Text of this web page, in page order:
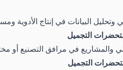
البيانات في إنتاج الأدوية
التجميل
والمشاريع في مرافق التصنيع أو
التجميل